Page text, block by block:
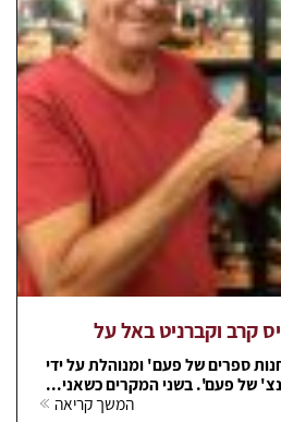
קרב וקברניט באל על
ספרים של פעם' ומנוהלת על ידי
של פעם'. בשני המקרים כשאני...
המשך קריאה